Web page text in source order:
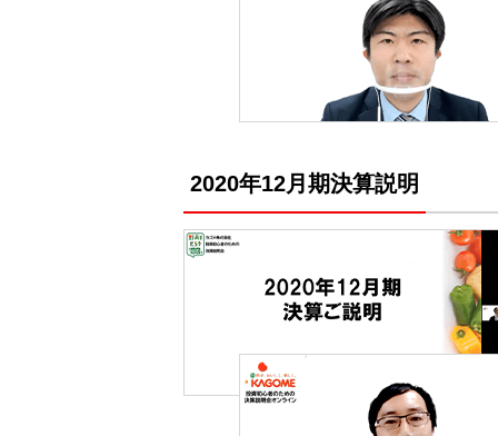
2020年12月期決算説明